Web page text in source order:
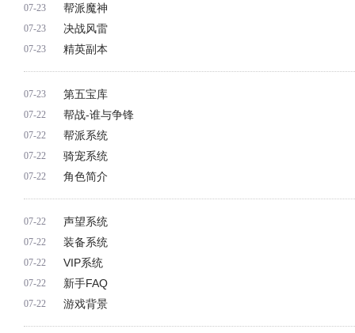
07-23 帮派魔神
07-23 决战风雷
07-23 精英副本
07-23 第五宝库
07-22 帮战-谁与争锋​
07-22 帮派系统
07-22 骑宠系统
07-22 角色简介
07-22 声望系统
07-22 装备系统
07-22 VIP系统
07-22 新手FAQ
07-22 游戏背景